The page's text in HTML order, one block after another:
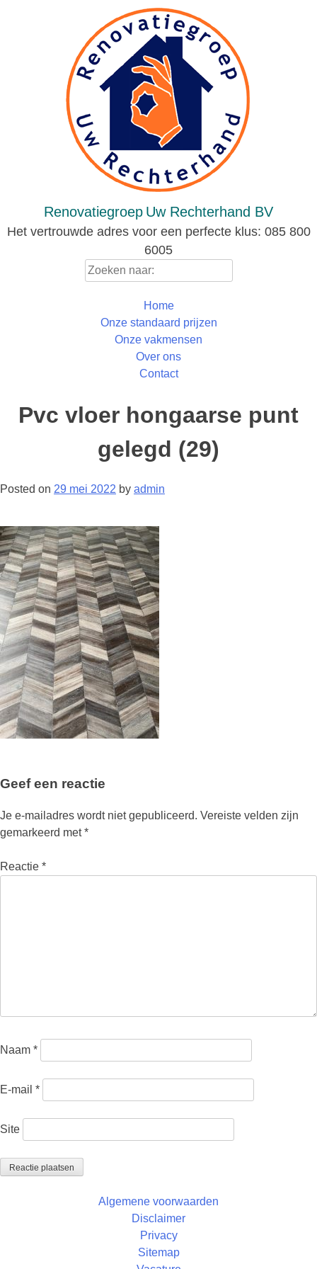
Renovatiegroep Uw Rechterhand BV
Het vertrouwde adres voor een perfecte klus: 085 800
6005
Home
Onze standaard prijzen
Onze vakmensen
Over ons
Contact
Pvc vloer hongaarse punt
gelegd (29)
Posted on 29 mei 2022 by admin
Geef een reactie
Je e-mailadres wordt niet gepubliceerd. Vereiste velden zijn
gemarkeerd met*
Reactie *
Naam *
E-mail *
Site
Algemene voorwaarden
Disclaimer
Privacy
Sitemap